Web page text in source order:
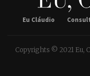
Eu Cláudio
Copyrights © 2021 Eu,